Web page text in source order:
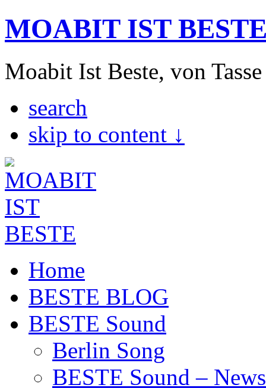
MOABIT IST
Moabit Ist Beste, von
search
skip to content ↓
Home
BESTE BLOG
BESTE Sound
Berlin Song
BESTE Sound –